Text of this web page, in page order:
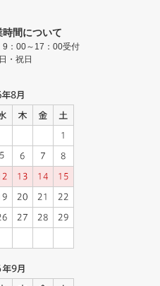
間について
：00～17：00受付
・祝日